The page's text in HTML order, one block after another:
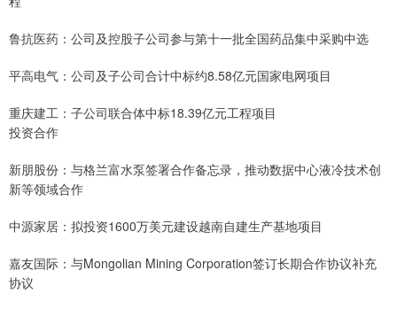
鲁抗医药：公司及控股子公司参与第十一批全国药品集中采购中选
平高电气：公司及子公司合计中标约8.58亿元国家电网项目
重庆建工：子公司联合体中标18.39亿元工程项目
投资合作
新朋股份：与格兰富水泵签署合作备忘录，推动数据中心液冷技术创
新等领域合作
中源家居：拟投资1600万美元建设越南自建生产基地项目
嘉友国际：与Mongolian Mining Corporation签订长期合作协议补充
协议